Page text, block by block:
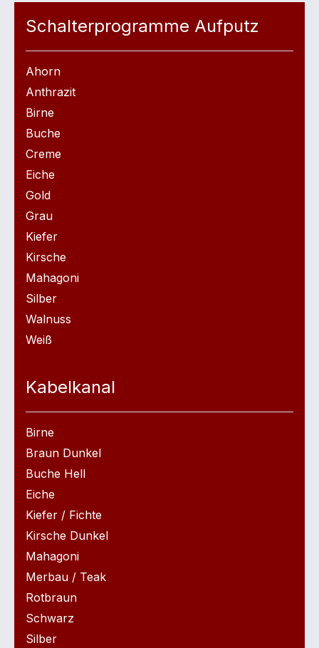
Schalterprogramme Aufputz
Ahorn
Anthrazit
Birne
Buche
Creme
Eiche
Gold
Grau
Kiefer
Kirsche
Mahagoni
Silber
Walnuss
Weiß
Kabelkanal
Birne
Braun Dunkel
Buche Hell
Eiche
Kiefer / Fichte
Kirsche Dunkel
Mahagoni
Merbau / Teak
Rotbraun
Schwarz
Silber